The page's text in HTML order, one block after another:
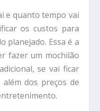
e quanto tempo vai
os custos para
planejado. Essa é a
fazer um mochilão
se vai ficar
dos preços de